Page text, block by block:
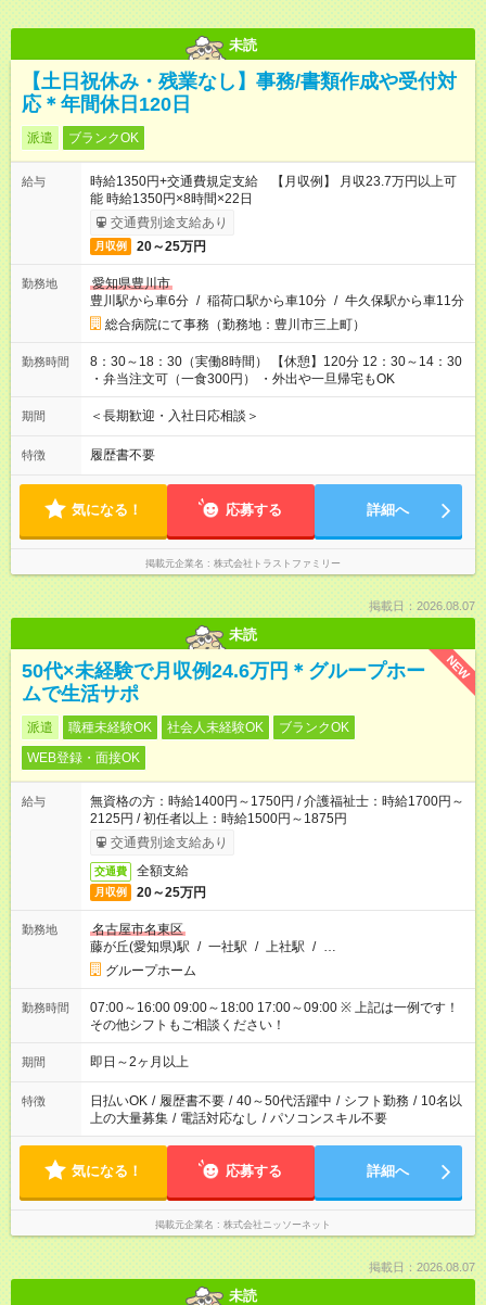
未読
【土日祝休み・残業なし】事務/書類作成や受付対
応＊年間休日120日
派遣 ブランクOK
給与
時給1350円+交通費規定支給 【月収例】 月収23.7万円以上可
能 時給1350円×8時間×22日
交通費別途支給あり
月収例 20～25万円
勤務地
愛知県豊川市
豊川駅から車6分 / 稲荷口駅から車10分 / 牛久保駅から車11分
総合病院にて事務（勤務地：豊川市三上町）
勤務時間
8：30～18：30（実働8時間） 【休憩】120分 12：30～14：30
・弁当注文可（一食300円） ・外出や一旦帰宅もOK
期間 ＜長期歓迎・入社日応相談＞
特徴 履歴書不要
気になる！ 応募する 詳細へ
掲載元企業名 株式会社トラストファミリー
掲載日：2026.08.07
未読
NEW
50代×未経験で月収例24.6万円＊グループホー
ムで生活サポ
派遣 職種未経験OK 社会人未経験OK
ブランクOK
WEB登録・面接OK
給与
無資格の方：時給1400円～1750円 / 介護福祉士：時給1700円～
2125円 / 初任者以上：時給1500円～1875円
交通費別途支給あり
交通費 全額支給
月収例 20～25万円
勤務地
名古屋市名東区
藤が丘(愛知県)駅 / 一社駅 / 上社駅 / …
グループホーム
勤務時間
07:00～16:00 09:00～18:00 17:00～09:00 ※ 上記は一例です！
その他シフトもご相談ください！
期間 即日～2ヶ月以上
特徴 日払いOK / 履歴書不要 / 40～50代活躍中 / シフト勤務 / 10名以
上の大量募集 / 電話対応なし / パソコンスキル不要
気になる！ 応募する 詳細へ
掲載元企業名 株式会社ニッソーネット
掲載日：2026.08.07
未読